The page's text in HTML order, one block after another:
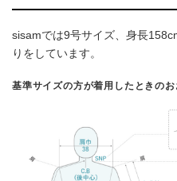
sisamでは9号サイズ、身長
りをしています。
基準サイズの方が着用したときの